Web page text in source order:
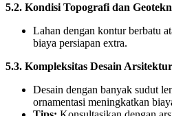
5.2. Kondisi Topografi dan
Lahan dengan kontur berbatu
biaya persiapan extra.
5.3. Kompleksitas Desain Arsitektur
Desain dengan banyak sudut
ornamentasi meningkatkan